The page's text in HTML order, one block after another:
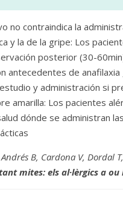
no contraindica la
y la de la gripe: Los
posterior (30-
antecedentes de
y administración si
amarilla: Los pacientes
dónde se administran
B, Cardona V, Dordal
mites: els al·lèrgics a ou